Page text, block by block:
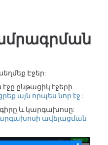
Էջեր:
ընթացիկ էջերի
այն որպես նոր էջ :
և կարգախոսը:
ավելացման